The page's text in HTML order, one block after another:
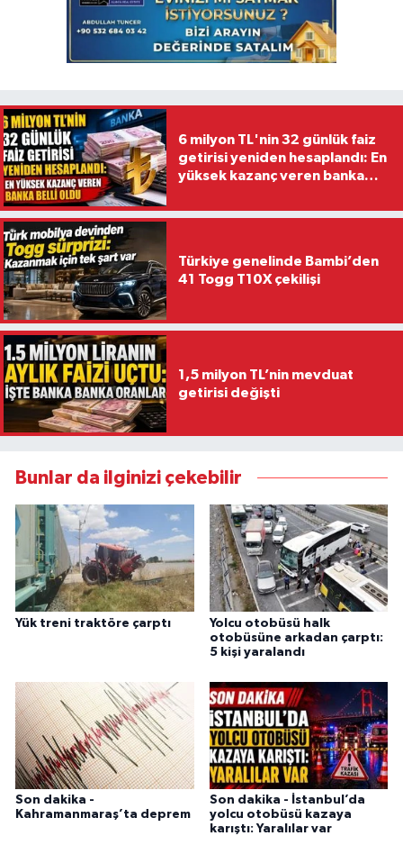
6 milyon TL'nin 32 günlük faiz
getirisi yeniden hesaplandı: En
yüksek kazanç veren banka
Türkiye genelinde Bambi’den
41 Togg T10X çekilişi
1,5 milyon TL’nin mevduat
getirisi değişti
Bunlar da ilginizi çekebilir
Yük treni traktöre çarptı
Yolcu otobüsü halk
otobüsüne arkadan çarptı:
5 kişi yaralandı
Son dakika -
Kahramanmaraş’ta deprem
Son dakika - İstanbul’da
yolcu otobüsü kazaya
karıştı: Yaralılar var